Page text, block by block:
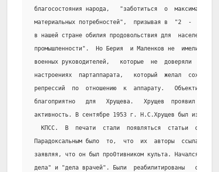
благосостояния народа,   "заботиться  о  максимальном
материальных потребностей",  призывая в  "2  -  3 года
в нашей стране обилия продовольствия для  населения
промышленности".  Но Берия  и Маленков не  имели
военных руководителей,   которые  не  доверяли  им.
настроениях  партаппарата,   который  желал
репрессий  по  отношению  к  аппарату.   Объективно
благоприятно   для   Хрущева.   Хрущев  проявил  в
активность. В сентябре 1953 г. Н.С.Хрущев был избран
КПСС.  В  печати  стали  появляться  статьи  о
Парадоксальным было  то,  что  их  авторы  ссылались
заявляя, что он был про0тивником культа. Начался
дела" и "дела врачей". Были  реабилитированы